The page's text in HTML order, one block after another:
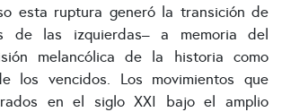
esta ruptura generó la transición de
de las izquierdas– a memoria del
melancólica de la historia como
los vencidos. Los movimientos que
en el siglo XXI bajo el amplio